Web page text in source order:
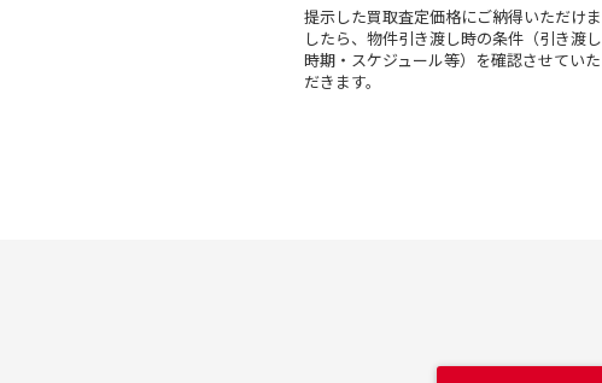
提示した買取査定価格にご納得いただけま
したら、物件引き渡し時の条件（引き渡し
時期・スケジュール等）を確認させていた
だきます。